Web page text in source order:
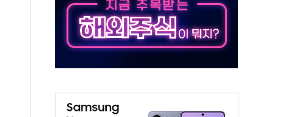
며 대부분 상승… "2분기 기업 순이익 21% 증가" 전망
드론으로 나토 회원국 공격 검토… 거짓 깃발 작전"
황 재회…로봇·AI 데이터센터·모빌리티 구체화